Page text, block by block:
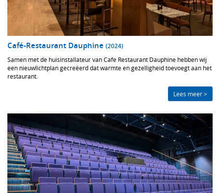
Café-Restaurant Dauphine (2024)
Samen met de huisinstallateur van Cafe Restaurant Dauphine hebben wij
een nieuwlichtplan gecreëerd dat warmte en gezelligheid toevoegt aan het
restaurant.
Lees meer >